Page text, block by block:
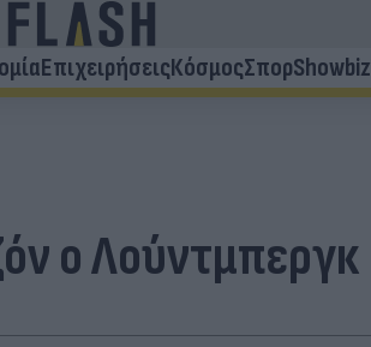
ΕπιχειρήσειςΚόσμοςΣπορShowbiz
ο Λούντμπεργκ